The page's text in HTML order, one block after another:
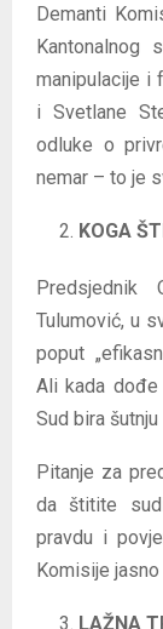
Demanti
Kantonalnog
manipulacije i
i Svetlane
odluke o
nemar – to je
KOGA
Predsjednik
Tulumović, u
poput
Ali kada
Sud bira
Pitanje za
da štitite
pravdu i
Komisije
LAŽNA